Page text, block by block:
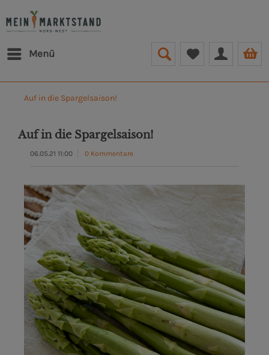
Menü
Auf in die Spargelsaison!
Auf in die Spargelsaison!
06.05.21 11:00 0 Kommentare